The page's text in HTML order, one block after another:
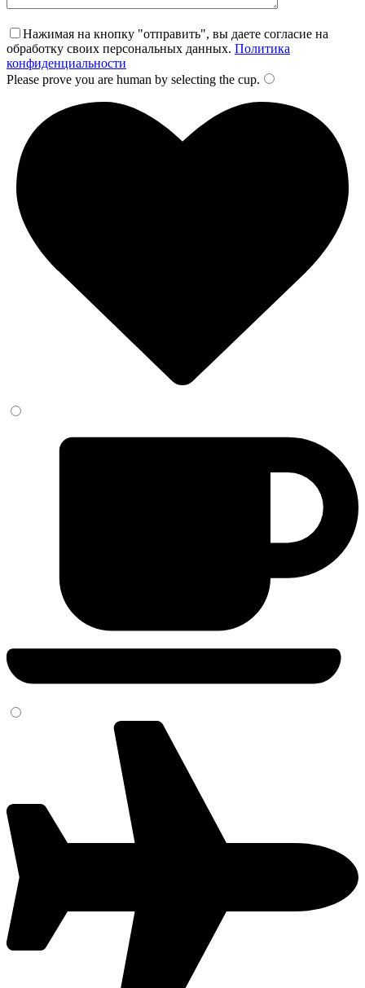
Нажимая на кнопку "отправить", вы даете согласие на
обработку своих персональных данных. Политика
конфиденциальности
Please prove you are human by selecting the cup.